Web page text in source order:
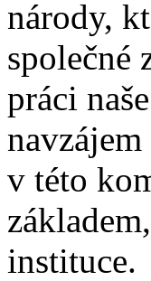
národy,
společné
práci
v této
instituce.